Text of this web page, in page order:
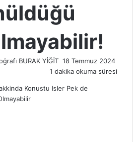
BURAK YİĞİT Bir
e-
göndermek
18 Temmuz 2024
1 dakika okuma süresi